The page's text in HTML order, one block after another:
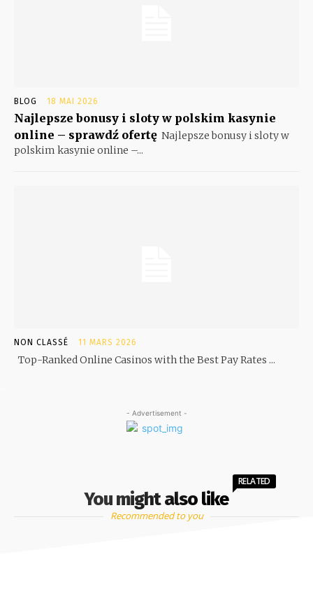
BLOG 18 MAI 2026
Najlepsze bonusy i sloty w polskim kasynie
online – sprawdź ofertę Najlepsze bonusy i sloty w
polskim kasynie online –...
NON CLASSÉ 11 MARS 2026
Top-Ranked Online Casinos with the Best Pay Rates ...
- Advertisement -
You might also like
RELATED
Recommended to you